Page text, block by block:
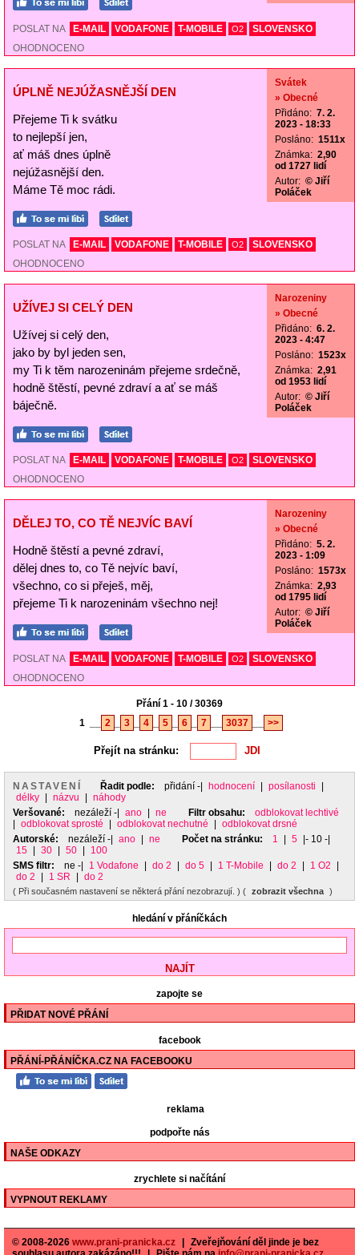
POSLAT NA E-MAIL VODAFONE T-MOBILE O2
SLOVENSKO
OHODNOCENO
ÚPLNĚ NEJÚŽASNĚJŠÍ DEN
Přejeme Ti k svátku
to nejlepší jen,
ať máš dnes úplně
nejúžasnější den.
Máme Tě moc rádi.
Svátek
» Obecné
Přidáno: 7. 2.
2023 - 18:33
Posláno: 1511x
Známka: 2,90
od 1727 lidí
Autor: © Jiří
Poláček
POSLAT NA E-MAIL VODAFONE T-MOBILE O2
SLOVENSKO
OHODNOCENO
UŽÍVEJ SI CELÝ DEN
Užívej si celý den,
jako by byl jeden sen,
my Ti k těm narozeninám přejeme srdečně,
hodně štěstí, pevné zdraví a ať se máš
báječně.
Narozeniny
» Obecné
Přidáno: 6. 2.
2023 - 4:47
Posláno: 1523x
Známka: 2,91
od 1953 lidí
Autor: © Jiří
Poláček
POSLAT NA E-MAIL VODAFONE T-MOBILE O2
SLOVENSKO
OHODNOCENO
DĚLEJ TO, CO TĚ NEJVÍC BAVÍ
Hodně štěstí a pevné zdraví,
dělej dnes to, co Tě nejvíc baví,
všechno, co si přeješ, měj,
přejeme Ti k narozeninám všechno nej!
Narozeniny
» Obecné
Přidáno: 5. 2.
2023 - 1:09
Posláno: 1573x
Známka: 2,93
od 1795 lidí
Autor: © Jiří
Poláček
POSLAT NA E-MAIL VODAFONE T-MOBILE O2
SLOVENSKO
OHODNOCENO
Přání 1 - 10 / 30369
1
2 3 4 5 6 7 3037 >>
Přejít na stránku:
NASTAVENÍ Řadit podle: přidání -| hodnocení posílanosti
délky
názvu
náhody
Veršované:
nezáleží -| ano ne Filtr obsahu:
odblokovat lechtivé
odblokovat sprosté odblokovat nechutné
odblokovat drsné
Autorské:
nezáleží -| ano ne Počet na stránku: 1 5
|- 10 -|
15
30 50
100
SMS filtr:
ne -| 1 Vodafone do 2 do 5 1 T-Mobile do 2 1 O2
do 2
1 SR do 2
( Při současném nastavení se některá přání nezobrazují. ) ( zobrazit všechna )
hledání v přáníčkách
zapojte se
PŘIDAT NOVÉ PŘÁNÍ
facebook
PŘÁNÍ-PŘÁNÍČKA.CZ NA FACEBOOKU
reklama
podpořte nás
NAŠE ODKAZY
zrychlete si načítání
VYPNOUT REKLAMY
© 2008-2026 www.prani-pranicka.cz
Zveřejňování děl jinde je bez